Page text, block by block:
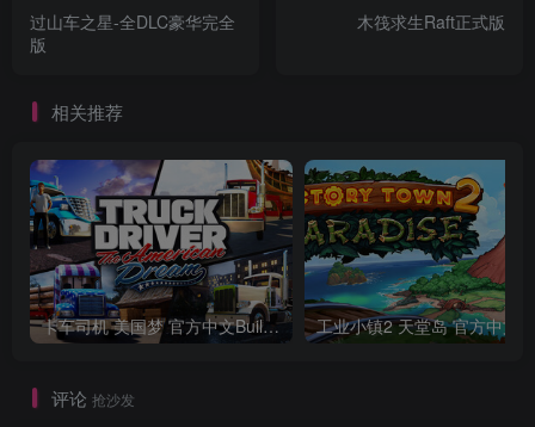
过山车之星-全DLC豪华完全
版
木筏求生Raft正式版
相关推荐
卡车司机 美国梦 官方中文Build.24390879
评论 抢沙发